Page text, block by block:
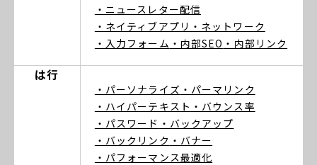
・ニュースレター配信
・ネイティブアプリ ・ネットワーク
・入力フォーム ・内部SEO ・内部リンク
は行
・パーソナライズ ・パーマリンク
・ハイパーテキスト ・バウンス率
・パスワード ・バックアップ
・バックリンク ・バナー
・パフォーマンス最適化